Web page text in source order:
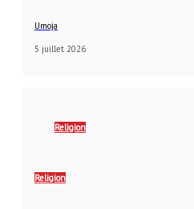
Umoja
5 juillet 2026
Religion
Religion